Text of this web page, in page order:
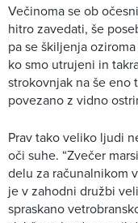
Večinoma se ob
hitro zavedati, še
pa se škiljenja
ko smo utrujeni in
strokovnjak na še eno
povezano z vidno
Prav tako veliko ljudi
oči suhe. “Zvečer
delu za računalnikom
je v zahodni družbi
spraskano